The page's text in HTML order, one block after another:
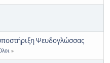
Ψευδογλώσσας